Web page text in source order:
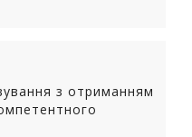
з отриманням